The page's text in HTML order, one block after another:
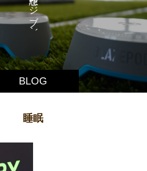
BLOG
ジ
ブ
ン
な
睡眠